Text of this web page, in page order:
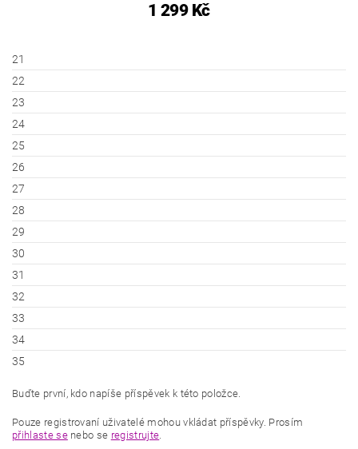
1 299 Kč
21
22
23
24
25
26
27
28
29
30
31
32
33
34
35
Buďte první, kdo napíše příspěvek k této položce.
Pouze registrovaní uživatelé mohou vkládat příspěvky. Prosím
přihlaste senebo se registrujte.